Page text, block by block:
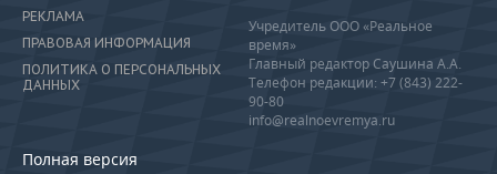
РЕКЛАМА
ПРАВОВАЯ ИНФОРМАЦИЯ
ПОЛИТИКА О ПЕРСОНАЛЬНЫХ
ДАННЫХ
Полная версия
Учредитель ООО «Реальное
время»
Главный редактор Саушина А.А.
Телефон редакции: +7 (843) 222-
90-80
info@realnoevremya.ru